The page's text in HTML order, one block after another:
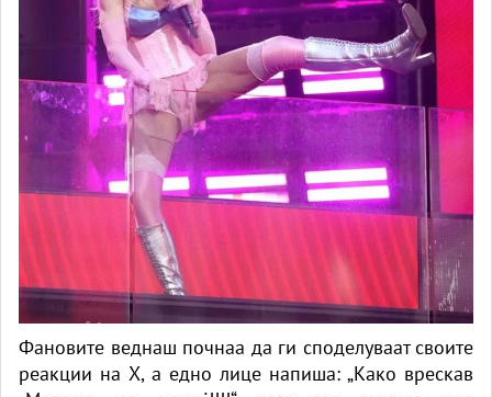
Фановите веднаш почнаа да ги споделуваат своите
реакции на X, а едно лице напиша: „Како врескав